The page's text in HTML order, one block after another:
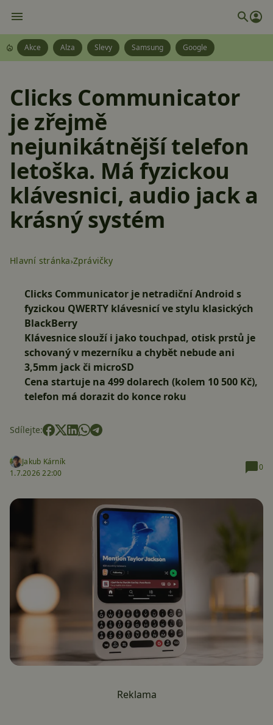
Akce Alza Slevy Samsung Google
Clicks Communicator
je zřejmě
nejunikátnější telefon
letoška. Má fyzickou
klávesnici, audio jack a
krásný systém
Hlavní stránka Zprávičky
Clicks Communicator je netradiční Android s
fyzickou QWERTY klávesnicí ve stylu klasických
BlackBerry
Klávesnice slouží i jako touchpad, otisk prstů je
schovaný v mezerníku a chybět nebude ani
3,5mm jack či microSD
Cena startuje na 499 dolarech (kolem 10 500 Kč),
telefon má dorazit do konce roku
Sdílejte:
Jakub Kárník
1.7.2026 22:00
0
Reklama